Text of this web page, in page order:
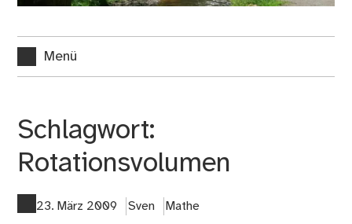
Menü
Schlagwort:
Rotationsvolumen
23. März 2009 Sven Mathe